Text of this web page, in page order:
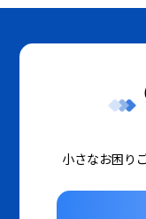
小さなお困り